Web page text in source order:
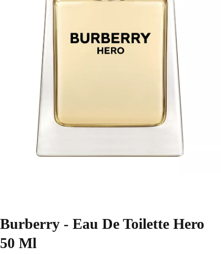
Burberry - Eau De Toilette Hero
50 Ml